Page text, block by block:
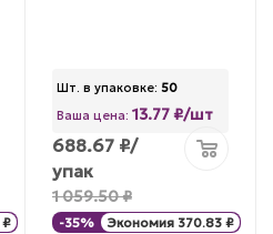
₽
Шт. в упаковке: 50
Ваша цена: 13.77 ₽/шт
688.67 ₽/
упак
1 059.50₽
-35% Экономия 370.83 ₽